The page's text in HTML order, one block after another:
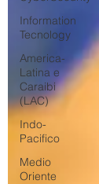
Information
Tecnology
America-
Latina e
Caraibi
(LAC)
Indo-
Pacifico
Medio
Oriente